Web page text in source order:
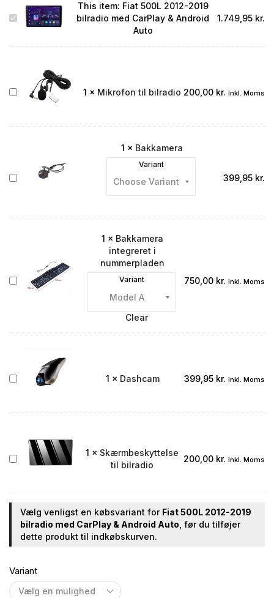
Fiat
500L
CarPlay
Auto
This item: Fiat 500L 2012-2019
bilradio med CarPlay & Android
Auto
1.749,95 kr.
Mikrofon
1 × Mikrofon til bilradio 200,00 kr. Inkl. Moms
Bakkamera
1 × Bakkamera
Variant
399,95 kr.
Bakkamera
integreret
1 × Bakkamera
integreret i
nummerpladen
Variant
Clear
750,00 kr. Inkl. Moms
Dashcam 1 × Dashcam 399,95 kr. Inkl. Moms
Skærmbeskyttelse
1 × Skærmbeskyttelse
til bilradio
200,00 kr. Inkl. Moms
Vælg venligst en købsvariant for Fiat 500L 2012-2019
bilradio med CarPlay & Android Auto , før du tilføjer
dette produkt til indkøbskurven.
Variant